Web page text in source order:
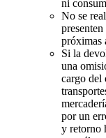
ni
No se
próximas
Si la
una
cargo del
por un
y retorno